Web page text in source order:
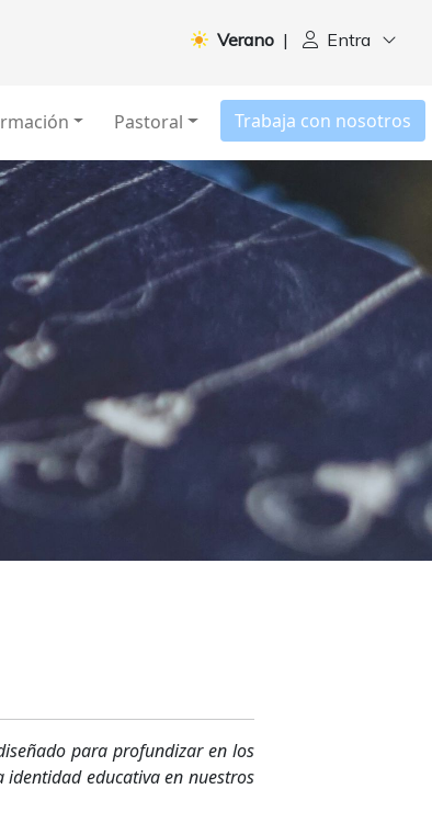
Entra
|
Verano
Pastoral Trabaja con nosotros
para profundizar en los
identidad educativa en nuestros